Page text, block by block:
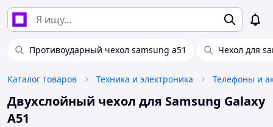
Противоударный чехол samsung a51 Чехол для
Каталог товаров Техника и электроника Телефоны и
Двухслойный чехол для Samsung Galaxy
A51